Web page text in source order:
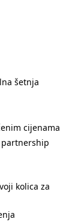
šetnja
cijenama
kolica za